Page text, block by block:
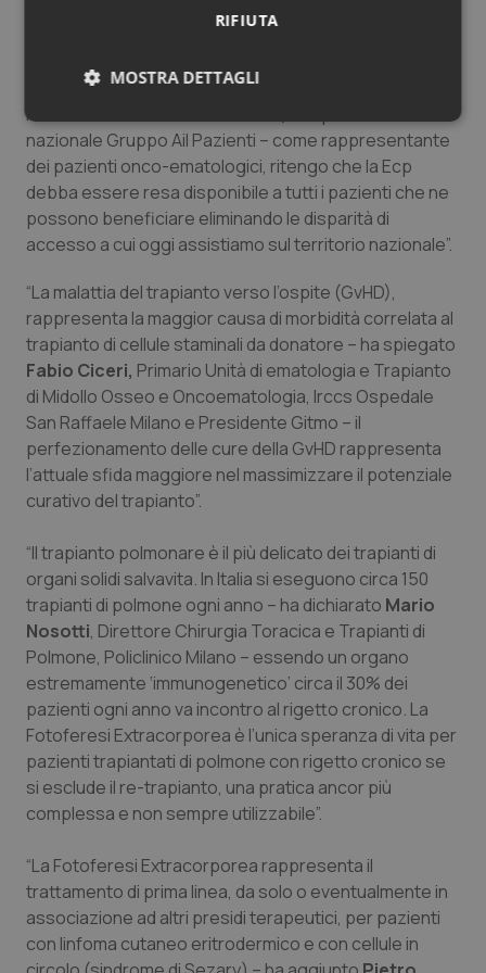
contribuire a migliorare la qualità di vita delle persone –
ha sottolineato
nazionale Gruppo Ail Pazienti – come rappresentante
dei pazienti onco-ematologici, ritengo che la Ecp
debba essere resa disponibile a tutti i pazienti che ne
possono beneficiare eliminando le disparità di
accesso a cui oggi assistiamo sul territorio nazionale”.
“La malattia del trapianto verso l’ospite (GvHD),
rappresenta la maggior causa di morbidità correlata al
trapianto di cellule staminali da donatore – ha spiegato
Fabio Ciceri, Primario Unità di ematologia e Trapianto
di Midollo Osseo e Oncoematologia, Irccs Ospedale
San Raffaele Milano e Presidente Gitmo – il
perfezionamento delle cure della GvHD rappresenta
l’attuale sfida maggiore nel massimizzare il potenziale
curativo del trapianto”.
“Il trapianto polmonare è il più delicato dei trapianti di
organi solidi salvavita. In Italia si eseguono circa 150
trapianti di polmone ogni anno – ha dichiarato Mario
Nosotti, Direttore Chirurgia Toracica e Trapianti di
Polmone, Policlinico Milano – essendo un organo
estremamente ‘immunogenetico’ circa il 30% dei
pazienti ogni anno va incontro al rigetto cronico. La
Fotoferesi Extracorporea è l’unica speranza di vita per
pazienti trapiantati di polmone con rigetto cronico se
si esclude il re-trapianto, una pratica ancor più
complessa e non sempre utilizzabile”.
“La Fotoferesi Extracorporea rappresenta il
trattamento di prima linea, da solo o eventualmente in
associazione ad altri presidi terapeutici, per pazienti
con linfoma cutaneo eritrodermico e con cellule in
RIFIUTA
MOSTRA DETTAGLI
Necessari Statistici Marketing
I cookie necessari contribuiscono a rendere fruibile il
sito web abilitandone funzionalità di base quali la
navigazione sulle pagine e l'accesso alle aree
protette del sito. Il sito web non è in grado di
funzionare correttamente senza questi cookie.
Nome
Fornitore Dominio
VISITOR_PRIVACY_METADATA
YouTube
.youtube.com
CookieScriptConsent
www.quotidianosanita.it